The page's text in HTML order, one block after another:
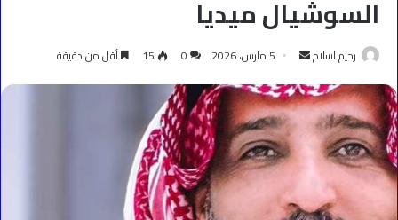
السوشيال ميديا
رحيم اسلام
أرسل
إلكترونيا
5 مارس، 2026 0
15 أقل من دقيقة